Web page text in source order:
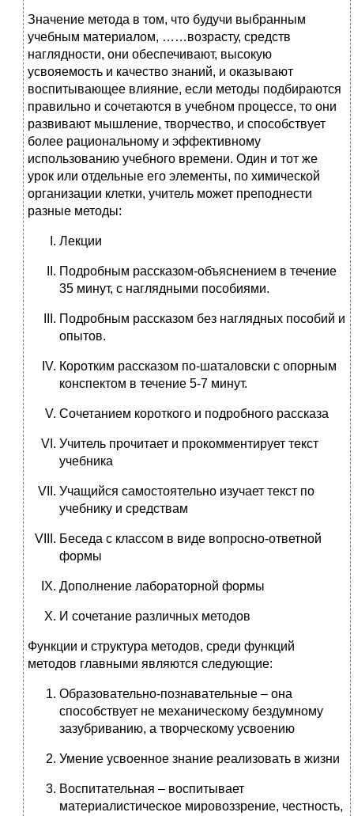
Значение метода в том, что будучи выбранным
учебным материалом, ……возрасту, средств
наглядности, они обеспечивают, высокую
усвояемость и качество знаний, и оказывают
воспитывающее влияние, если методы подбираются
правильно и сочетаются в учебном процессе, то они
развивают мышление, творчество, и способствует
более рациональному и эффективному
использованию учебного времени. Один и тот же
урок или отдельные его элементы, по химической
организации клетки, учитель может преподнести
разные методы:
Лекции
Подробным рассказом-объяснением в течение
35 минут, с наглядными пособиями.
Подробным рассказом без наглядных пособий и
опытов.
Коротким рассказом по-шаталовски с опорным
конспектом в течение 5-7 минут.
Сочетанием короткого и подробного рассказа
Учитель прочитает и прокомментирует текст
учебника
Учащийся самостоятельно изучает текст по
учебнику и средствам
Беседа с классом в виде вопросно-ответной
формы
Дополнение лабораторной формы
И сочетание различных методов
Функции и структура методов, среди функций
методов главными являются следующие:
Образовательно-познавательные – она
способствует не механическому бездумному
зазубриванию, а творческому усвоению
Умение усвоенное знание реализовать в жизни
Воспитательная – воспитывает
материалистическое мировоззрение, честность,